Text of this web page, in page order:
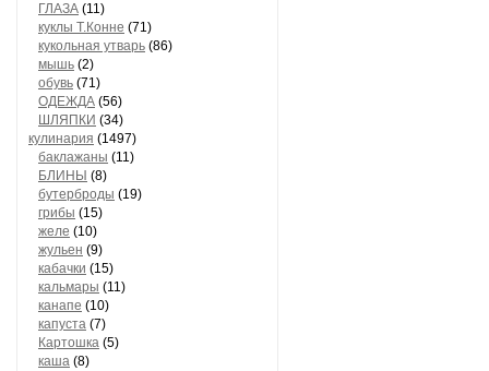
ГЛАЗА (11)
куклы Т.Конне (71)
кукольная утварь (86)
мышь (2)
обувь (71)
ОДЕЖДА (56)
ШЛЯПКИ (34)
кулинария (1497)
баклажаны (11)
БЛИНЫ (8)
бутерброды (19)
грибы (15)
желе (10)
жульен (9)
кабачки (15)
кальмары (11)
канапе (10)
капуста (7)
Картошка (5)
каша (8)